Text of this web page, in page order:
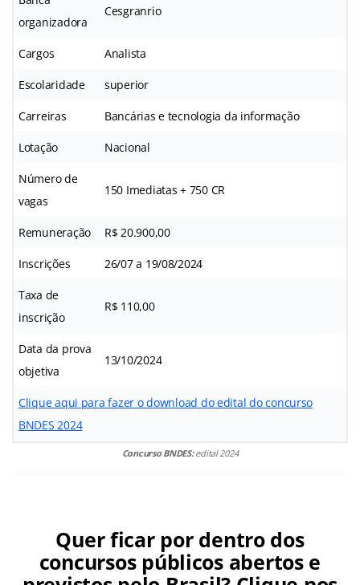
organizadora
Cesgranrio
Cargos Analista
Escolaridade superior
Carreiras Bancárias e tecnologia da informação
Lotação Nacional
Número de
vagas
150 Imediatas + 750 CR
Remuneração R$ 20.900,00
Inscrições 26/07 a 19/08/2024
Taxa de
inscrição
R$ 110,00
Data da prova
objetiva
13/10/2024
Clique aqui para fazer o download do edital do concurso
BNDES 2024
Concurso BNDES:edital 2024
Quer ficar por dentro dos
concursos públicos abertos e